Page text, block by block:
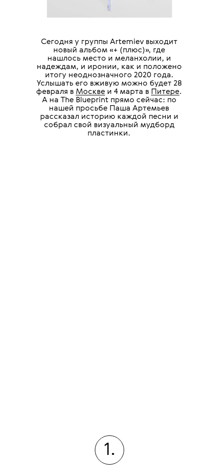
Сегодня у группы Artemiev выходит
новый альбом «+ (плюс)», где
нашлось место и меланхолии, и
надеждам, и иронии, как и положено
итогу неоднозначного 2020 года.
Услышать его вживую можно будет 28
февраля в Москве и 4 марта в Питере.
А на The Blueprint прямо сейчас: по
нашей просьбе Паша Артемьев
рассказал историю каждой песни и
собрал свой визуальный мудборд
пластинки.
1.